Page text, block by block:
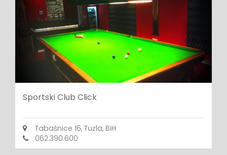
Sportski Club Click
Tabašnice 16, Tuzla, BiH
062.390.600